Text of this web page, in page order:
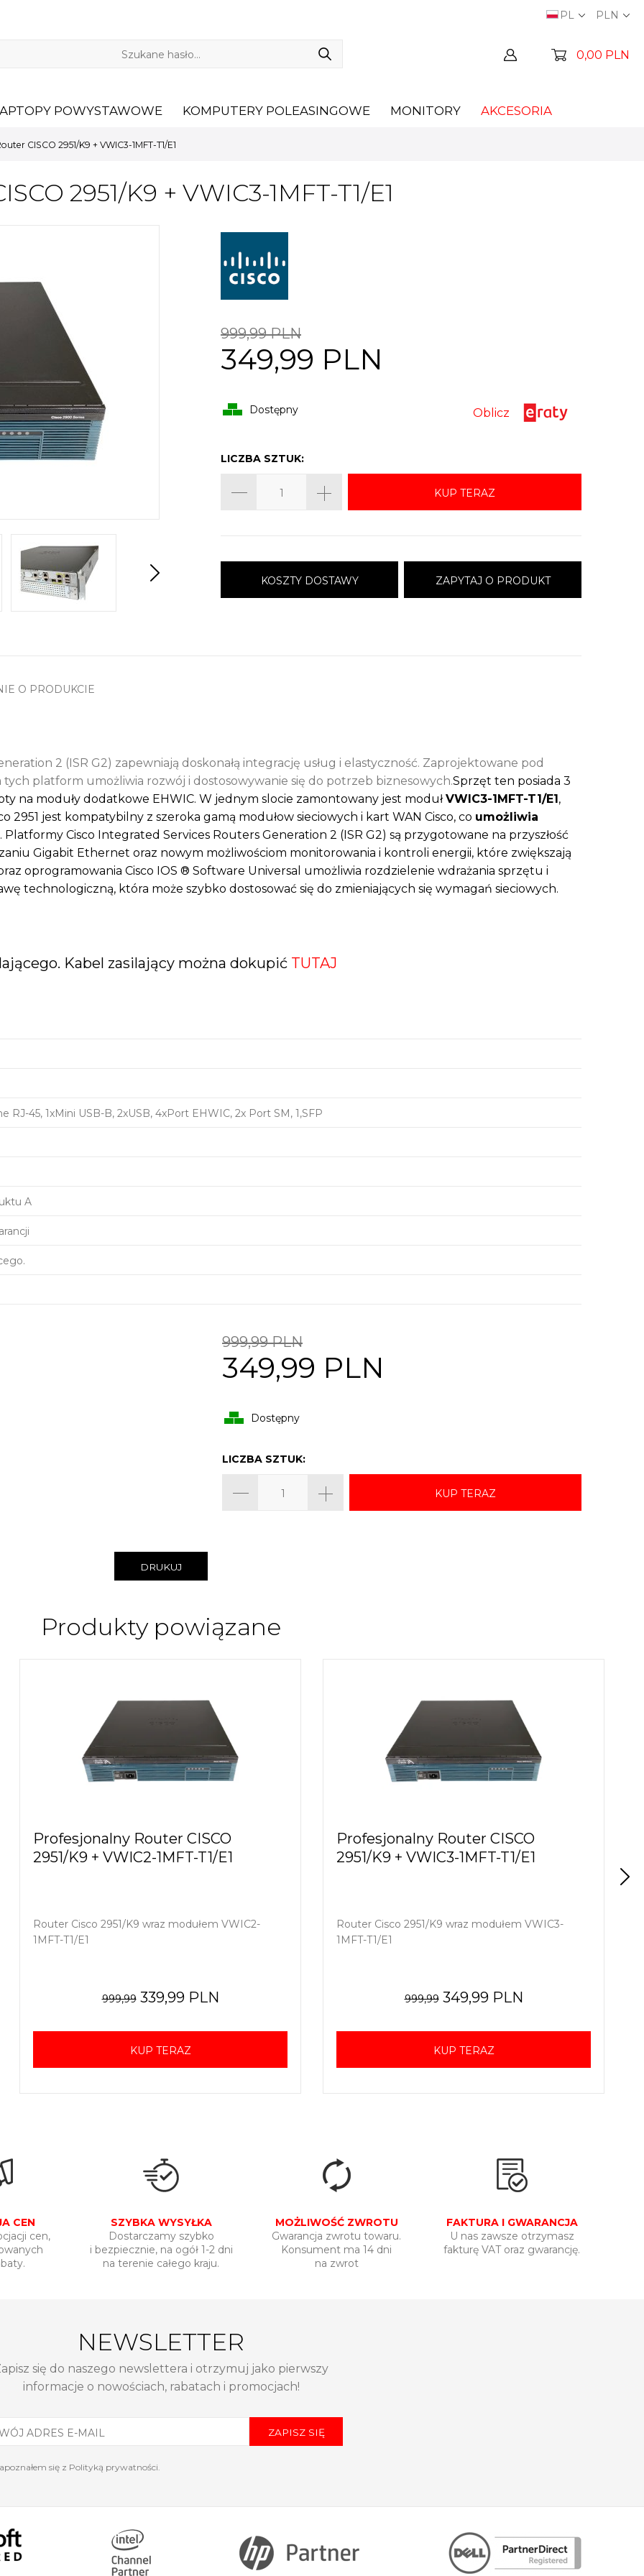
0,00 PLN
PL PLN
POWYSTAWOWE KOMPUTERY POLEASINGOWE MONITORY AKCESORIA
CISCO 2951/K9 + VWIC3-1MFT-T1/E1
2951/K9 + VWIC3-1MFT-T1/E1
999,99 PLN
349,99 PLN
Dostępny Oblicz
LICZBA SZTUK:
KUP TERAZ
KOSZTY DOSTAWY ZAPYTAJ O PRODUKT
O PRODUKCIE
2 (ISR G2) zapewniają doskonałą integrację usług i elastyczność. Zaprojektowane pod
platform umożliwia rozwój i dostosowywanie się do potrzeb biznesowych.Sprzęt ten posiada 3
na moduły dodatkowe EHWIC. W jednym slocie zamontowany jest modułVWIC3-1MFT-T1/E1,
2951 jest kompatybilny z szeroka gamą modułow sieciowych i kart WAN Cisco, co umożliwia
Cisco Integrated Services Routers Generation 2 (ISR G2) są przygotowane na przyszłość
Gigabit Ethernet oraz nowym możliwościom monitorowania i kontroli energii, które zwiększają
oprogramowania Cisco IOS ® Software Universal umożliwia rozdzielenie wdrażania sprzętu i
technologiczną, która może szybko dostosować się do zmieniających się wymagań sieciowych.
Kabel zasilający można dokupić TUTAJ
RJ-45, 1xMini USB-B, 2xUSB, 4xPort EHWIC, 2x Port SM, 1,SFP
A
999,99 PLN
349,99 PLN
Dostępny
LICZBA SZTUK:
KUP TERAZ
DRUKUJ
Produkty powiązane
Profesjonalny Router CISCO
2951/K9 + VWIC2-1MFT-T1/E1
Router Cisco 2951/K9 wraz modułem VWIC2-
1MFT-T1/E1
999,99339,99 PLN
KUP TERAZ
Profesjonalny Router CISCO
2951/K9 + VWIC3-1MFT-T1/E1
Router Cisco 2951/K9 wraz modułem VWIC3-
1MFT-T1/E1
999,99349,99 PLN
KUP TERAZ
CEN
cen,
SZYBKA WYSYŁKA
Dostarczamy szybko
i bezpiecznie, na ogół 1-2 dni
na terenie całego kraju.
MOŻLIWOŚĆ ZWROTU
Gwarancja zwrotu towaru.
Konsument ma 14 dni
na zwrot
FAKTURA I GWARANCJA
U nas zawsze otrzymasz
fakturę VAT oraz gwarancję.
NEWSLETTER
się do naszego newslettera i otrzymuj jako pierwszy
informacje o nowościach, rabatach i promocjach!
ZAPISZ SIĘ
się z Polityką prywatności.